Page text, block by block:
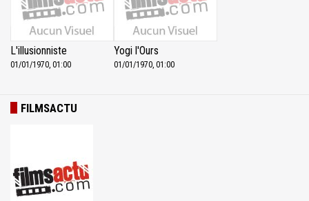
L'illusionniste
01/01/1970, 01:00
Yogi l'Ours
01/01/1970, 01:00
FILMSACTU